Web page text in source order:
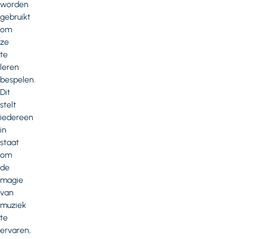
worden
gebruikt
om
ze
te
leren
bespelen.
Dit
stelt
iedereen
in
staat
om
de
magie
van
muziek
te
ervaren,